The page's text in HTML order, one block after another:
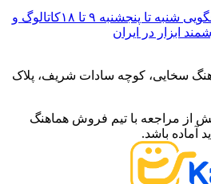
شنبه تا پنجشنبه ۹ تا ۱۸
کاتالوگ و
ابزار در ایران
سخایی، کوچه سادات شریف، پلاک
از مراجعه با تیم فروش هماهنگ
آماده باشد.